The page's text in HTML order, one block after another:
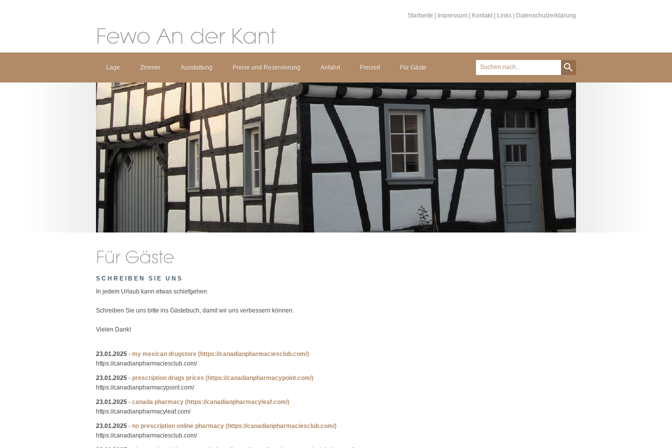
Startseite Impressum Kontakt Links Datenschutzerklärung
Lage Zimmer Ausstattung Preise und Reservierung Anfahrt Freizeit Für Gäste
SCHREIBEN SIE UNS
In jedem Urlaub kann etwas schiefgehen.
Schreiben Sie uns bitte ins Gästebuch, damit wir uns verbessern können.
Vielen Dank!
23.01.2025 - my mexican drugstore (https://canadianpharmaciesclub.com/)
https://canadianpharmaciesclub.com/
23.01.2025 - prescription drugs prices (https://canadianpharmacypoint.com/)
https://canadianpharmacypoint.com/
23.01.2025 - canada pharmacy (https://canadianpharmacyleaf.com/)
https://canadianpharmacyleaf.com/
23.01.2025 - no prescription online pharmacy (https://canadianpharmaciesclub.com/)
https://canadianpharmaciesclub.com/